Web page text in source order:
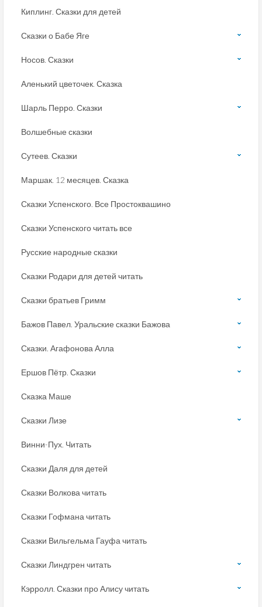
Киплинг. Сказки для детей
Сказки о Бабе Яге
Носов. Сказки
Аленький цветочек. Сказка
Шарль Перро. Сказки
Волшебные сказки
Сутеев. Сказки
Маршак. 12 месяцев. Сказка
Сказки Успенского. Все Простоквашино
Сказки Успенского читать все
Русские народные сказки
Сказки Родари для детей читать
Сказки братьев Гримм
Бажов Павел. Уральские сказки Бажова
Сказки. Агафонова Алла
Ершов Пётр. Сказки
Сказка Маше
Сказки Лизе
Винни-Пух. Читать
Сказки Даля для детей
Сказки Волкова читать
Сказки Гофмана читать
Сказки Вильгельма Гауфа читать
Сказки Линдгрен читать
Кэрролл. Сказки про Алису читать